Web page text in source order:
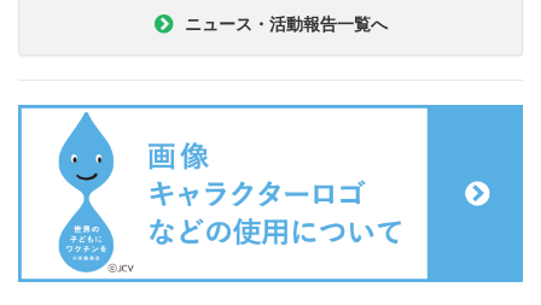
ニュース・活動報告一覧へ